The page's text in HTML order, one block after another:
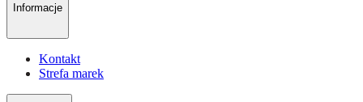
Informacje
Kontakt
Strefa marek